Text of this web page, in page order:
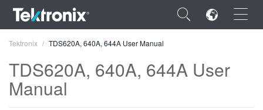
×
Tektronix TDS620A, 640A, 644A User Manual
TDS620A, 640A, 644A User
Manual